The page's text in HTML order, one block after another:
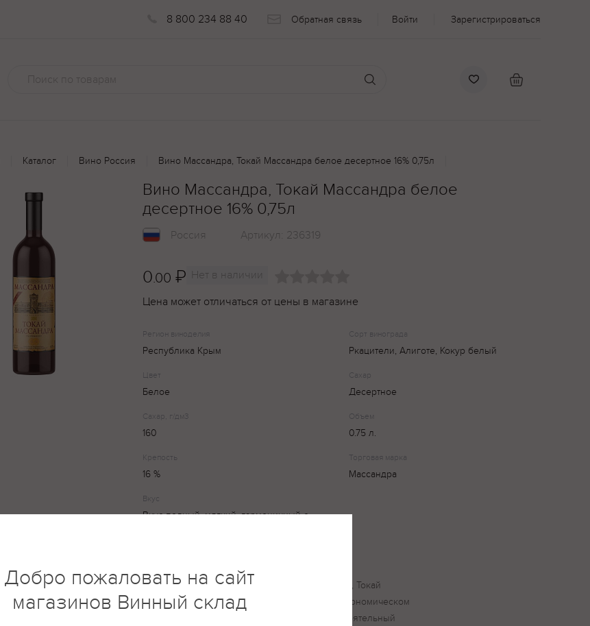
8 800 234 88 40 Обратная связь Войти Зарегистрироваться
Каталог Вино Россия Вино Массандра, Токай Массандра белое десертное 16% 0,75л
Вино Массандра, Токай Массандра белое
десертное 16% 0,75л
Россия Артикул: 236319
0.00 ₽ Нет в наличии
Цена может отличаться от цены в магазине
Регион виноделия
Республика Крым
Сорт винограда
Ркацители, Алиготе, Кокур белый
Цвет
Белое
Сахар
Десертное
Сахар, г/дм3
160
Объем
0.75 л.
Крепость
16 %
Торговая марка
Массандра
Вкус
Вкус полный, мягкий, гармоничный с
Сладкий, но не приторный, крепкий, но питкий, Токай
"Массандра" практически не нуждается в гастрономическом
сопровождении и может выступать как самостоятельный
Добро пожаловать на сайт
магазинов Винный склад